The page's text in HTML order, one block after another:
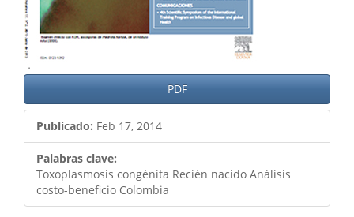
PDF
Publicado: Feb 17, 2014
Palabras clave:
Toxoplasmosis congénita Recién nacido Análisis
costo-beneficio Colombia